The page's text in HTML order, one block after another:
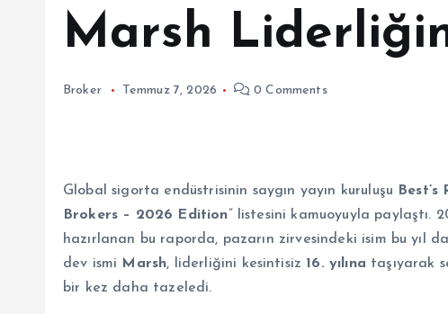
Marsh
Broker Temmuz 7, 2026 0 Comments
Global sigorta endüstrisinin saygın yayın kuruluşu Best’s
Brokers – 2026 Edition” listesini kamuoyuyla paylaştı.
hazırlanan bu raporda, pazarın zirvesindeki isim bu yıl
dev ismi Marsh, liderliğini kesintisiz 16. yılına taşıyarak
bir kez daha tazeledi.